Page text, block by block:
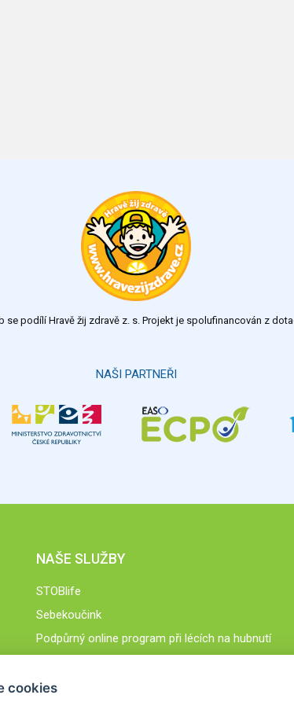
podílí Hravě žij zdravě z. s. Projekt je spolufinancován z
NAŠI PARTNEŘI
NAŠE SLUŽBY
STOBlife
Sebekoučink
Podpůrný online program při lécích na hubnutí
cookies